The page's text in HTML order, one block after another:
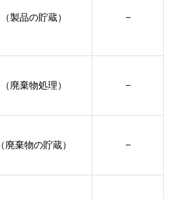
（製品の貯蔵） −
（廃棄物処理） −
（廃棄物の貯蔵） −